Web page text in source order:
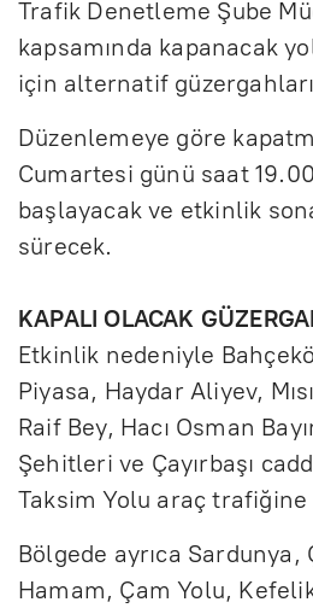
Trafik Denetleme Şube
kapsamında kapanacak
için alternatif
Düzenlemeye göre
Cumartesi günü saat
başlayacak ve etkinlik
sürecek.
KAPALI OLACAK
Etkinlik nedeniyle
Piyasa, Haydar Aliyev,
Raif Bey, Hacı Osman
Şehitleri ve Çayırbaşı
Taksim Yolu araç trafiğine
Bölgede ayrıca Sardunya,
Hamam, Çam Yolu,